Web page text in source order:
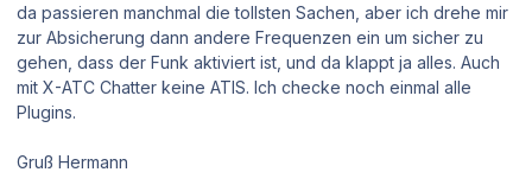
da passieren manchmal die tollsten Sachen, aber ich drehe mir
zur Absicherung dann andere Frequenzen ein um sicher zu
gehen, dass der Funk aktiviert ist, und da klappt ja alles. Auch
mit X-ATC Chatter keine ATIS. Ich checke noch einmal alle
Plugins.
Gruß Hermann